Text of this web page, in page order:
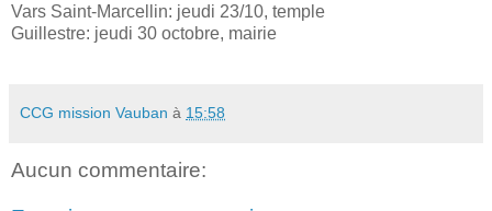
Vars Saint-Marcellin: jeudi 23/10, temple
Guillestre: jeudi 30 octobre, mairie
CCG mission Vauban à 15:58
Aucun commentaire: